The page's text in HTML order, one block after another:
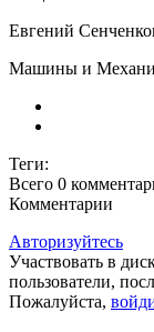
Евгений
Машины и
Теги:
Всего 0
Комментарии
Авторизуйтесь
Участвовать в
пользователи,
Пожалуйста,